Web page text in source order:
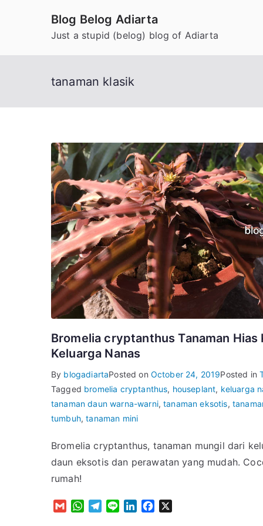
Blog Belog Adiarta
Just a stupid (belog) blog of Adiarta
tanaman klasik
Bromelia cryptanthus Tanaman
Keluarga Nanas
By blogadiartaPosted on October 24, 2019Posted in
Tagged bromelia cryptanthus, houseplant, keluarga
tanaman daun warna-warni,tanaman eksotis,
tumbuh,tanaman mini
Bromelia cryptanthus, tanaman mungil dari
daun eksotis dan perawatan yang mudah.
rumah!
G
W
T